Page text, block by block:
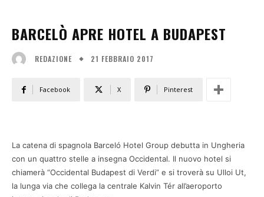
BARCELÒ APRE HOTEL A BUDAPEST
REDAZIONE 21 FEBBRAIO 2017
Facebook X Pinterest
La catena di spagnola Barceló Hotel Group debutta in Ungheria
con un quattro stelle a insegna Occidental. Il nuovo hotel si
chiamerà “Occidental Budapest di Verdi” e si troverà su Ulloi Ut,
la lunga via che collega la centrale Kalvin Tér all’aeroporto